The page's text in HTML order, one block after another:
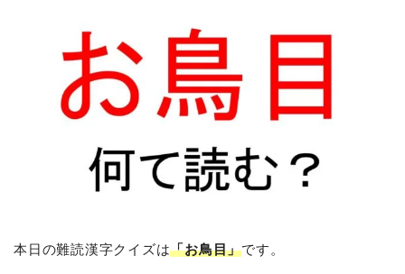
本日の難読漢字クイズは「お鳥目」です。